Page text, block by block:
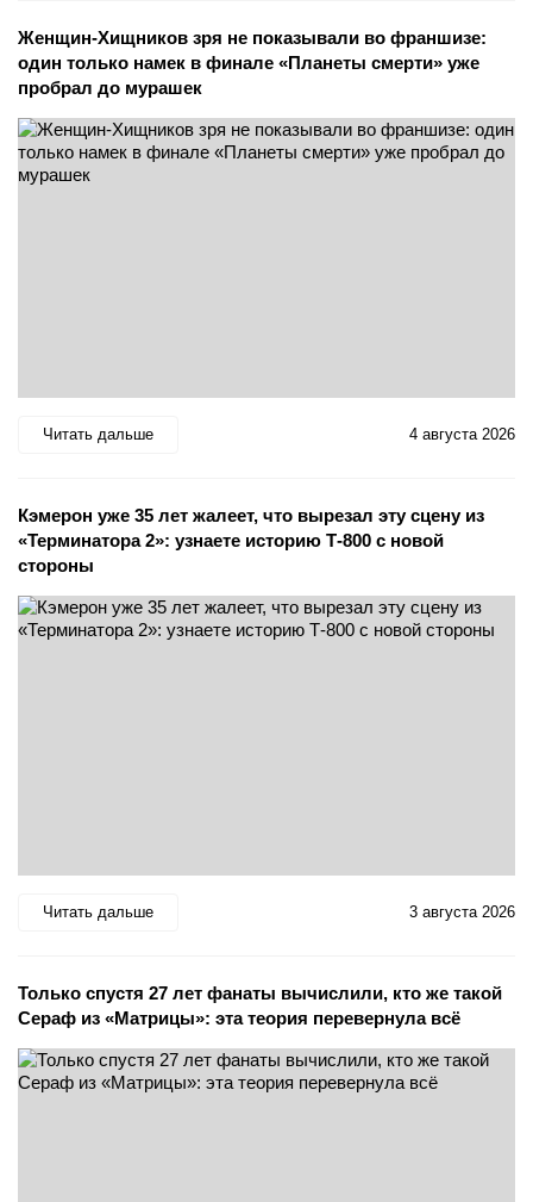
Женщин-Хищников зря не показывали во франшизе:
один только намек в финале «Планеты смерти» уже
пробрал до мурашек
Читать дальше 4 августа 2026
Кэмерон уже 35 лет жалеет, что вырезал эту сцену из
«Терминатора 2»: узнаете историю Т-800 с новой
стороны
Читать дальше 3 августа 2026
Только спустя 27 лет фанаты вычислили, кто же такой
Сераф из «Матрицы»: эта теория перевернула всё